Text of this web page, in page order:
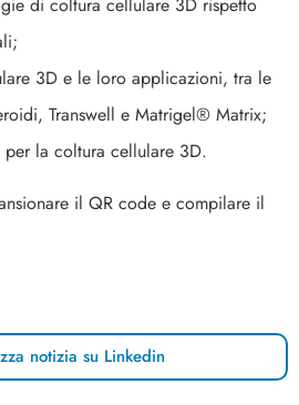
3D e le loro applicazioni, tra le
Transwell e Matrigel® Matrix;
la coltura cellulare 3D.
il QR code e compilare il
notizia su Linkedin